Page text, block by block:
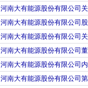
河南大有能源股份有限公司
河南大有能源股份有限公司
河南大有能源股份有限公司
河南大有能源股份有限公司
河南大有能源股份有限公司
河南大有能源股份有限公司